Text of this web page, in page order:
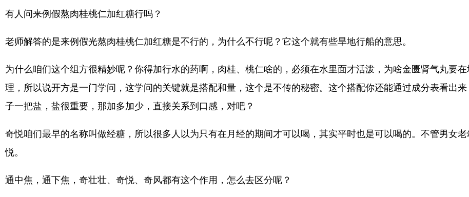
有人问来例假熬肉桂桃仁加红糖行吗？
老师解答的是来例假光熬肉桂桃仁加红糖是不行的，为什么不行呢？它这个就有些旱地行船的意思。
为什么咱们这个组方很精妙呢？你得加行水的药啊，肉桂、桃仁啥的，必须在水里面才活泼，为啥金匮肾气丸要
理，所以说开方是一门学问，这学问的关键就是搭配和量，这个是不传的秘密。这个搭配你还能通过成分表看出
子一把盐，盐很重要，那加多加少，直接关系到口感，对吧？
奇悦咱们最早的名称叫做经糖，所以很多人以为只有在月经的期间才可以喝，其实平时也是可以喝的。不管男女
悦。
通中焦，通下焦，奇壮壮、奇悦、奇风都有这个作用，怎么去区分呢？